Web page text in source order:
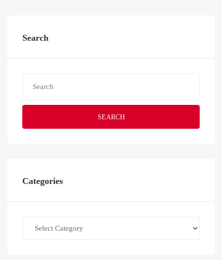
Search
SEARCH
Categories